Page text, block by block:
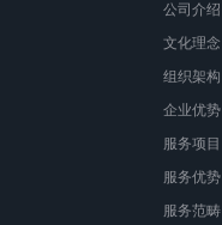
公司介绍
文化理念
组织架构
企业优势
服务项目
服务优势
服务范畴